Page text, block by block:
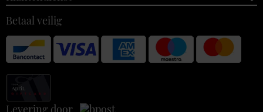
Betaal veilig